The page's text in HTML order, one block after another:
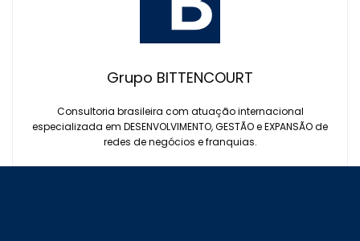
Grupo BITTENCOURT
Consultoria brasileira com atuação internacional
especializada em DESENVOLVIMENTO, GESTÃO e EXPANSÃO de
redes de negócios e franquias.